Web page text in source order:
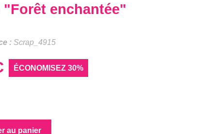
enchantée"
: Scrap_4915
ÉCONOMISEZ 30%
au panier